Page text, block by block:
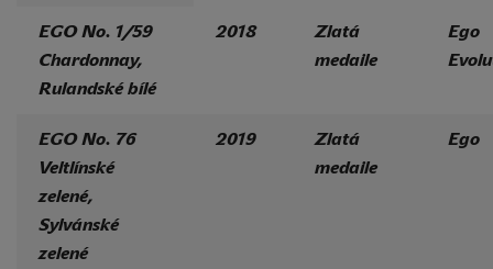
EGO No. 1/59
Chardonnay,
Rulandské bílé
2018
Zlatá
medaile
Ego
EGO No. 76
Veltlínské
zelené,
Sylvánské
zelené
2019
Zlatá
medaile
Ego